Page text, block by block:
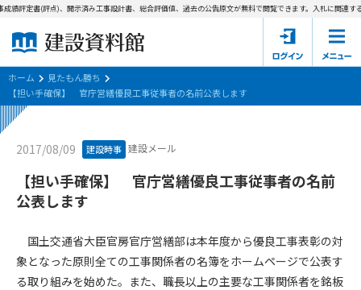
建設資料館とは
東京都の入札資料
国土交通省の入札資料
見たもん勝ち
会員登録について
サポーター会員一覧
評定書(評点)、開示済み工事設計書、総合評価値、過去の公告原文が無料で閲覧できます。入札に関連する
ホーム
見たもん勝ち
【担い手確保】 官庁営繕優良工事従事者の名前公表します
2017/08/09 建設時事 建設メール
【担い手確保】 官庁営繕優良工事従事者の名前
公表します
国土交通省大臣官房官庁営繕部は本年度から優良工事表彰の対
象となった原則全ての工事関係者の名簿をホームページで公表す
る取り組みを始めた。また、職長以上の主要な工事関係者を銘板
第1条（規約の目的）
会員サービスの利用条件等について定めるものです。
2. 管理者が建設資料館WEB上で随時掲載するルールは本規約の
一部を構成するものとします。